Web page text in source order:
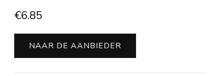
€6.85
NAAR DE AANBIEDER